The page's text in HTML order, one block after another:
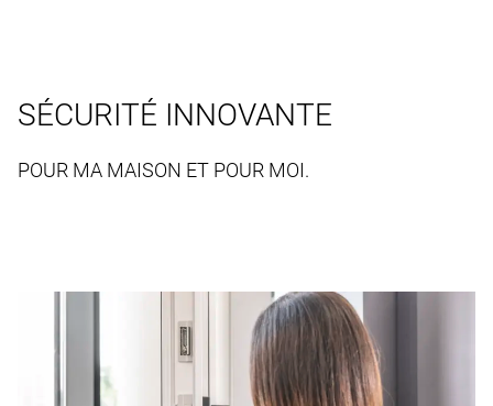
SÉCURITÉ INNOVANTE
POUR MA MAISON ET POUR MOI.